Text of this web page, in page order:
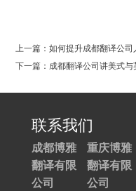
上一篇：如何提升成都翻译公司
下一篇：成都翻译公司讲美式与
联系我们
成都博雅
翻译有限
公司
重庆博雅
翻译有限
公司